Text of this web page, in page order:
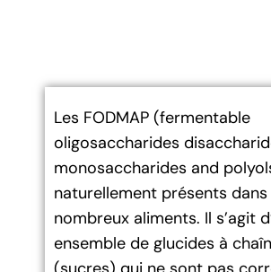
Les FODMAP (fermentable
oligosaccharides
monosaccharides and
naturellement présents
nombreux aliments. Il s’agit
ensemble de glucides à